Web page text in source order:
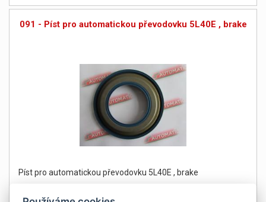
091 - Píst pro automatickou převodovku 5L40E , brake
Píst pro automatickou převodovku 5L40E , brake